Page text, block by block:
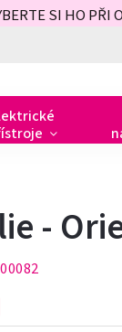
SI HO PŘI
-